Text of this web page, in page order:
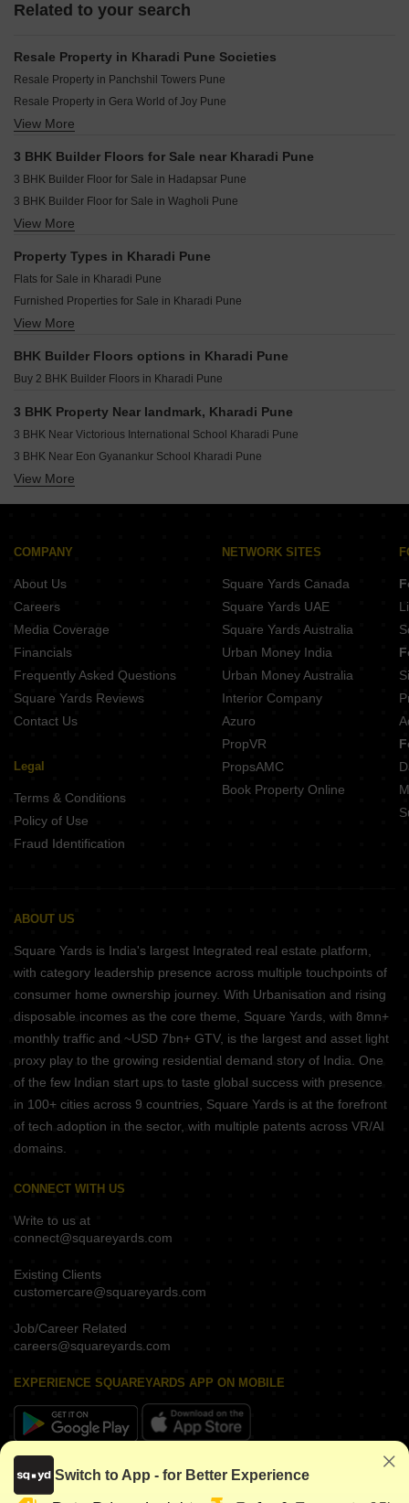
Related to your search
Resale Property in Kharadi Pune Societies
Resale Property in Panchshil Towers Pune
Resale Property in Gera World of Joy Pune
Resale Property in Gera Planet Of Joy Pune
Resale Property in Pristine Allure Pune
Resale Property in Unique Youtopia Pune
Resale Property in Majestique Towers Pune
View More
3 BHK Builder Floors for Sale near Kharadi Pune
3 BHK Builder Floor for Sale in Hadapsar Pune
3 BHK Builder Floor for Sale in Wagholi Pune
3 BHK Builder Floor for Sale in Mundhwa Pune
3 BHK Builder Floor for Sale in Koregaon Park Pune
3 BHK Builder Floor for Sale in Keshav Nagar Pune
3 BHK Builder Floor for Sale in Lohgaon Pune
3 BHK Builder Floor for Sale in Manjari Pune
View More
Property Types in Kharadi Pune
Flats for Sale in Kharadi Pune
Furnished Properties for Sale in Kharadi Pune
Commercial Properties for Sale in Kharadi Pune
View More
BHK Builder Floors options in Kharadi Pune
Buy 2 BHK Builder Floors in Kharadi Pune
3 BHK Property Near landmark, Kharadi Pune
3 BHK Near Victorious International School Kharadi Pune
3 BHK Near Eon Gyanankur School Kharadi Pune
3 BHK Near Kothari International School Kharadi Pune
3 BHK Near Radisson Blu Hotel Kharadi Kharadi Pune
View More
COMPANY
About Us
Careers
Media Coverage
Financials
Frequently Asked Questions
Square Yards Reviews
Contact Us
Legal
Terms & Conditions
Policy of Use
Fraud Identification
NETWORK SITES
Square Yards Canada
Square Yards UAE
Square Yards Australia
Urban Money India
Urban Money Australia
Interior Company
Azuro
PropVR
PropsAMC
Book Property Online
ABOUT US
Square Yards is India's largest Integrated real estate platform,
with category leadership presence across multiple touchpoints of
consumer home ownership journey. With Urbanisation and rising
disposable incomes as the core theme, Square Yards, with 8mn+
monthly traffic and ~USD 7bn+ GTV, is the largest and asset light
proxy play to the growing residential demand story of India. One
of the few Indian start ups to taste global success with presence
in 100+ cities across 9 countries, Square Yards is at the forefront
of tech adoption in the sector, with multiple patents across VR/AI
domains.
CONNECT WITH US
Write to us at
connect@squareyards.com
Existing Clients
customercare@squareyards.com
Job/Career Related
careers@squareyards.com
EXPERIENCE SQUAREYARDS APP ON MOBILE
KEEP IN TOUCH
Switch to App - for Better Experience